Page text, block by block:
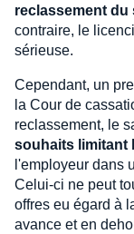
reclassement du
contraire, le
sérieuse.
Cependant, un
la Cour de
reclassement, le
souhaits limitant
l'employeur dans
Celui-ci ne peut
offres eu égard à
avance et en